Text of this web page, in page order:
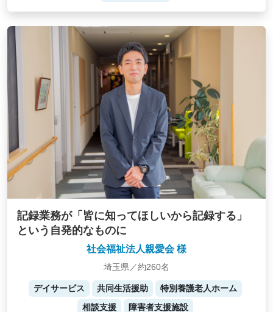
記録業務が「皆に知ってほしいから記録する」
という自発的なものに
社会福祉法人親愛会 様
埼玉県／約260名
デイサービス 共同生活援助
特別養護老人ホーム
相談支援
障害者支援施設